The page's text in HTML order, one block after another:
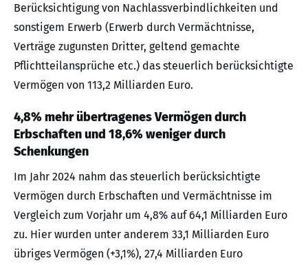
Berücksichtigung von Nachlassverbindlichkeiten und
sonstigem Erwerb (Erwerb durch Vermächtnisse,
Verträge zugunsten Dritter, geltend gemachte
Pflichtteilansprüche etc.) das steuerlich berücksichtigte
Vermögen von 113,2 Milliarden Euro.
4,8% mehr übertragenes Vermögen durch
Erbschaften und 18,6% weniger durch
Schenkungen
Im Jahr 2024 nahm das steuerlich berücksichtigte
Vermögen durch Erbschaften und Vermächtnisse im
Vergleich zum Vorjahr um 4,8% auf 64,1 Milliarden Euro
zu. Hier wurden unter anderem 33,1 Milliarden Euro
übriges Vermögen (+3,1%), 27,4 Milliarden Euro